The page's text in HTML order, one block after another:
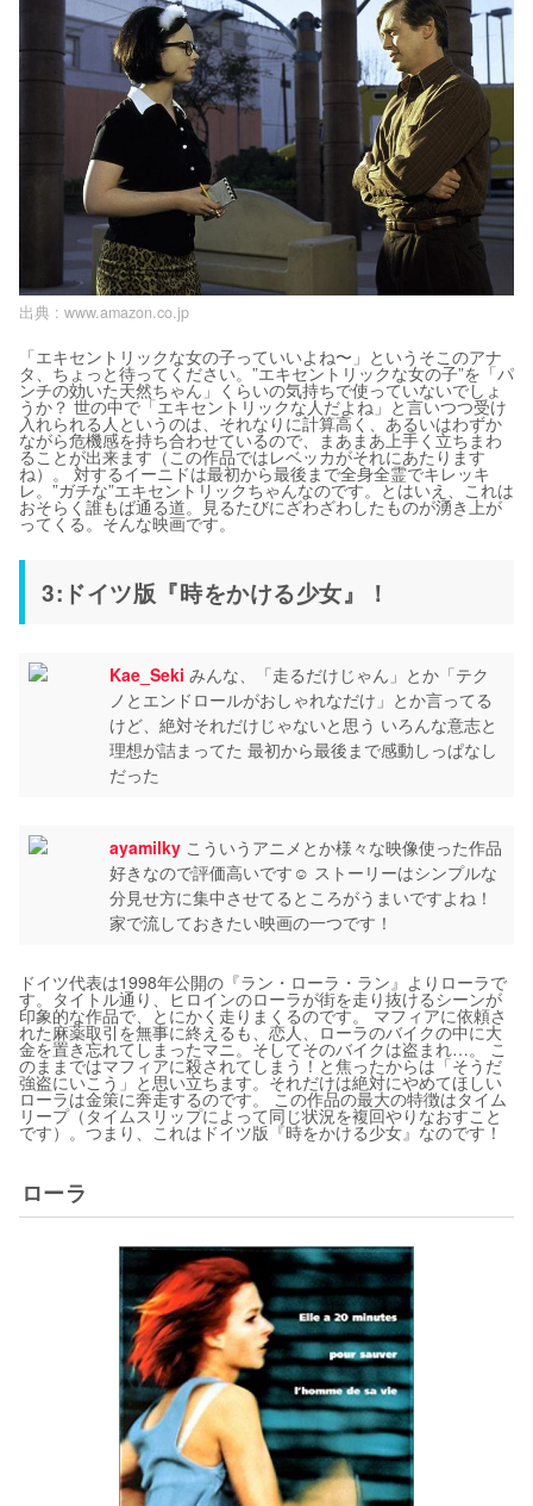
出典 : www.amazon.co.jp
「エキセントリックな女の子っていいよね〜」というそこのアナ
タ、ちょっと待ってください。”エキセントリックな女の子”を「パ
ンチの効いた天然ちゃん」くらいの気持ちで使っていないでしょ
うか？ 世の中で「エキセントリックな人だよね」と言いつつ受け
入れられる人というのは、それなりに計算高く、あるいはわずか
ながら危機感を持ち合わせているので、まあまあ上手く立ちまわ
ることが出来ます（この作品ではレベッカがそれにあたります
ね）。 対するイーニドは最初から最後まで全身全霊でキレッキ
レ。”ガチな”エキセントリックちゃんなのです。とはいえ、これは
おそらく誰もば通る道。見るたびにざわざわしたものが湧き上が
ってくる。そんな映画です。
3:ドイツ版『時をかける少女』！
Kae_Seki みんな、「走るだけじゃん」とか「テク
ノとエンドロールがおしゃれなだけ」とか言ってる
けど、絶対それだけじゃないと思う いろんな意志と
理想が詰まってた 最初から最後まで感動しっぱなし
だった
ayamilky こういうアニメとか様々な映像使った作品
好きなので評価高いです☺︎ ストーリーはシンプルな
分見せ方に集中させてるところがうまいですよね！
家で流しておきたい映画の一つです！
ドイツ代表は1998年公開の『ラン・ローラ・ラン』よりローラで
す。タイトル通り、ヒロインのローラが街を走り抜けるシーンが
印象的な作品で、とにかく走りまくるのです。 マフィアに依頼さ
れた麻薬取引を無事に終えるも、恋人、ローラのバイクの中に大
金を置き忘れてしまったマニ。そしてそのバイクは盗まれ…。 こ
のままではマフィアに殺されてしまう！と焦ったからは「そうだ
強盗にいこう」と思い立ちます。それだけは絶対にやめてほしい
ローラは金策に奔走するのです。 この作品の最大の特徴はタイム
リープ（タイムスリップによって同じ状況を複回やりなおすこと
です）。つまり、これはドイツ版『時をかける少女』なのです！
ローラ